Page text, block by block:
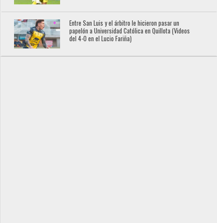
Entre San Luis y el árbitro le hicieron pasar un
papelón a Universidad Católica en Quillota (Videos
del 4-0 en el Lucio Fariña)